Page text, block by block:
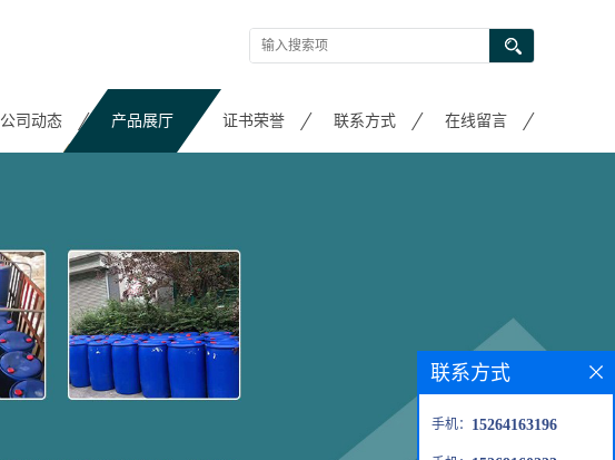
公司动态 产品展厅 证书荣誉 联系方式 在线留言
联系方式
手机： 15264163196